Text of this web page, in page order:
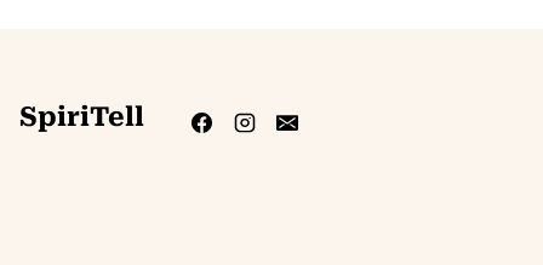
SpiriTell